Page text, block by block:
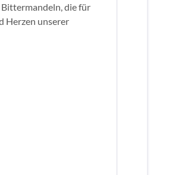
Bittermandeln, die für
Herzen unserer